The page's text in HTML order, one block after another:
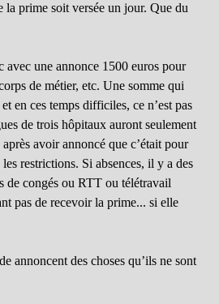
la prime soit versée un jour. Que du
avec une annonce 1500 euros pour
de métier, etc. Une somme qui
en ces temps difficiles, ce n’est pas
de trois hôpitaux auront seulement
avoir annoncé que c’était pour
restrictions. Si absences, il y a des
de congés ou RTT ou télétravail
pas de recevoir la prime... si elle
annoncent des choses qu’ils ne sont